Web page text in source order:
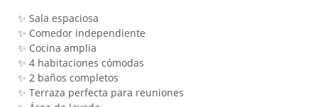
✨ Sala espaciosa
✨ Comedor independiente
✨ Cocina amplia
✨ 4 habitaciones cómodas
✨ 2 baños completos
✨ Terraza perfecta para reuniones